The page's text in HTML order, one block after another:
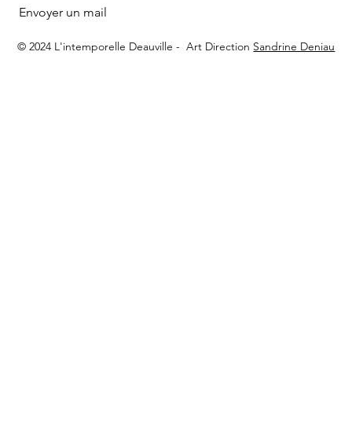
Envoyer un mail
© 2024 L'intemporelle Deauville - Art Direction Sandrine Deniau